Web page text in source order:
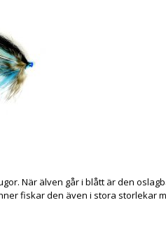
När älven går i blått är den
fiskar den även i stora storlekar